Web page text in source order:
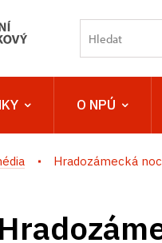
O NPÚ
Hradozámecká